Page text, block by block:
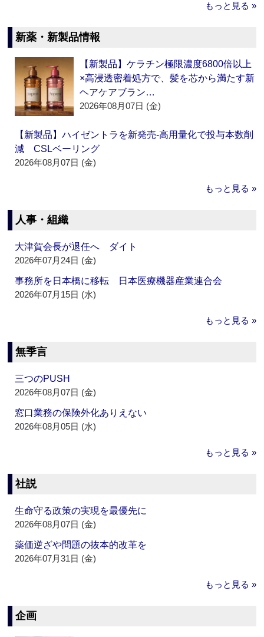
もっと見る »
新薬・新製品情報
【新製品】ケラチン極限濃度6800倍以上
×高浸透密着処方で、髪を芯から満たす新
ヘアケアブラン…
2026年08月07日 (金)
【新製品】ハイゼントラを新発売‐高用量化で投与本数削
減 CSLベーリング
2026年08月07日 (金)
もっと見る »
人事・組織
大津賀会長が退任へ ダイト
2026年07月24日 (金)
事務所を日本橋に移転 日本医療機器産業連合会
2026年07月15日 (水)
もっと見る »
無季言
三つのPUSH
2026年08月07日 (金)
窓口業務の保険外化ありえない
2026年08月05日 (水)
もっと見る »
社説
生命守る政策の実現を最優先に
2026年08月07日 (金)
薬価逆ざや問題の抜本的改革を
2026年07月31日 (金)
もっと見る »
企画